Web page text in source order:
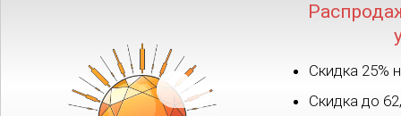
Скидка 25%
Скидка до